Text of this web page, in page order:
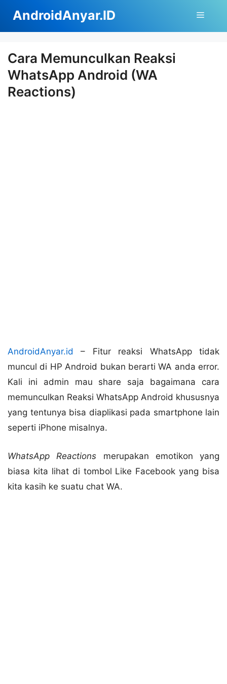
isi
AndroidAnyar.ID Menu
Cara Memunculkan Reaksi
WhatsApp Android (WA
Reactions)
AndroidAnyar.id – Fitur reaksi WhatsApp tidak
muncul di HP Android bukan berarti WA anda error.
Kali ini admin mau share saja bagaimana cara
memunculkan Reaksi WhatsApp Android khususnya
yang tentunya bisa diaplikasi pada smartphone lain
seperti iPhone misalnya.
WhatsApp Reactions merupakan emotikon yang
biasa kita lihat di tombol Like Facebook yang bisa
kita kasih ke suatu chat WA.